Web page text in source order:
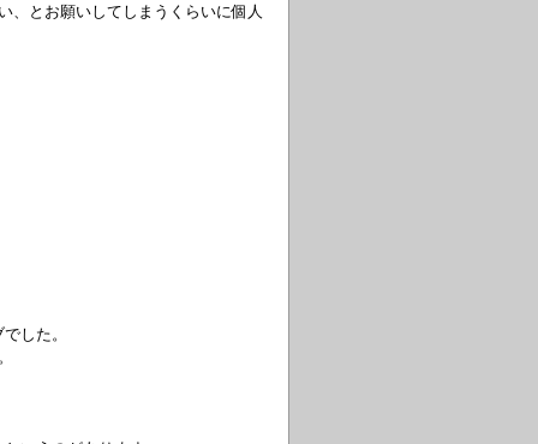
、とお願いしてしまうくらいに個人
した。